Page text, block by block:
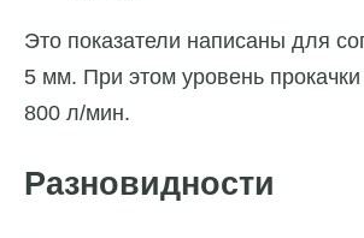
Это показатели написаны для
5 мм. При этом уровень
800 л/мин.
Разновидности